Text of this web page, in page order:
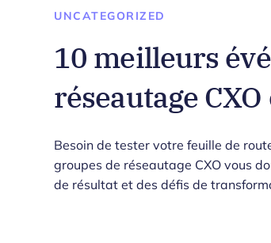
UNCATEGORIZED
10 meilleurs
réseautage
Besoin de tester votre feuille de
groupes de réseautage CXO vous
de résultat et des défis de